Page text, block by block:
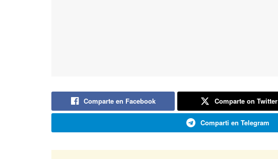
Comparte en Facebook Comparte on Twitter
Comparti en Telegram